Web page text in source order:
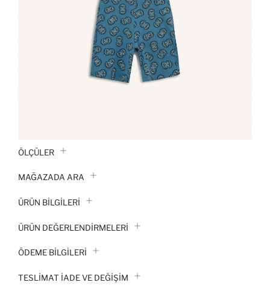
ÖLÇÜLER
MAĞAZADA ARA
ÜRÜN BILGILERI
ÜRÜN DEĞERLENDİRMELERİ
ÖDEME BİLGİLERİ
TESLIMAT İADE VE DEĞIŞIM